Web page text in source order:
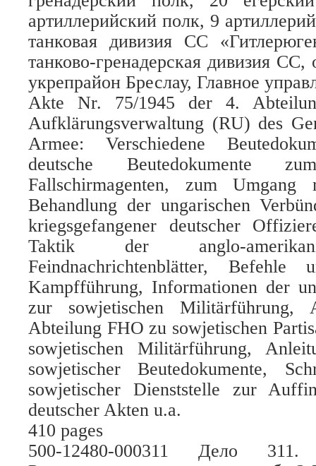
артиллерийский полк, 9
танковая дивизия СС
танково-гренадерская дивизия СС,
укрепрайон Бреслау, Главное
Akte Nr. 75/1945 der 4.
Aufklärungsverwaltung (RU) des
Armee: Verschiedene
deutsche Beutedokumente
Fallschirmagenten, zum
Behandlung der ungarischen
kriegsgefangener deutscher
Taktik der anglo-
Feindnachrichtenblätter, Befehle
Kampfführung, Informationen der
zur sowjetischen Militärführung,
Abteilung FHO zu sowjetischen
sowjetischen Militärführung,
sowjetischer Beutedokumente,
sowjetischer Dienststelle zur
deutscher Akten u.a.
410 pages
500-12480-000311